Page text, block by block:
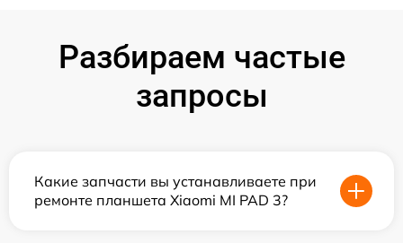
Разбираем частые
запросы
Какие запчасти вы устанавливаете при
ремонте планшета Xiaomi MI PAD 3?